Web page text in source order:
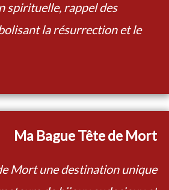
spirituelle, rappel des
la résurrection et le
Ma Bague Tête de Mort
Mort une destination unique